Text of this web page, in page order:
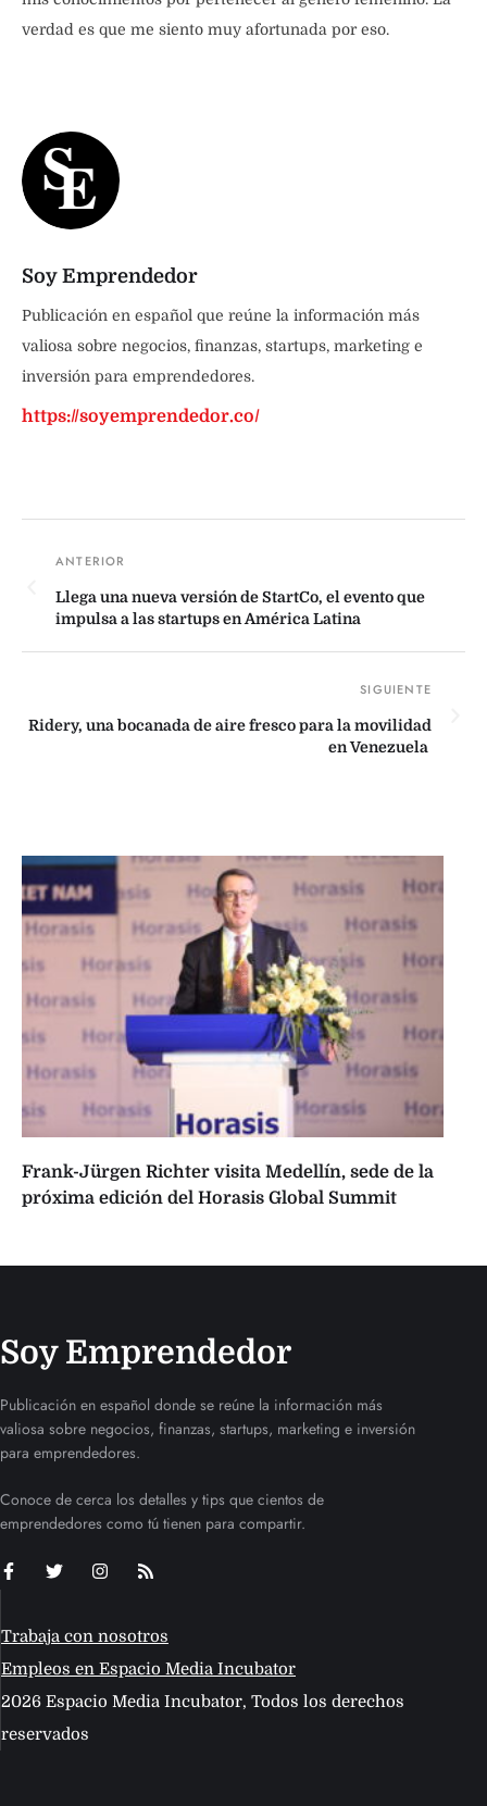
verdad es que me siento muy afortunada por eso.
Soy Emprendedor
Publicación en español que reúne la información más
valiosa sobre negocios, finanzas, startups, marketing e
inversión para emprendedores.
https://soyemprendedor.co/
Llega una nueva versión de StartCo, el evento que
impulsa a las startups en América Latina
Ridery, una bocanada de aire fresco para la movilidad
en Venezuela
Frank-Jürgen Richter visita Medellín, sede de la
próxima edición del Horasis Global Summit
Soy Emprendedor
Publicación en español donde se reúne la información más
valiosa sobre negocios, finanzas, startups, marketing e inversión
para emprendedores.
Conoce de cerca los detalles y tips que cientos de
emprendedores como tú tienen para compartir.
Trabaja con nosotros
Empleos en Espacio Media Incubator
2026 Espacio Media Incubator, Todos los derechos
reservados